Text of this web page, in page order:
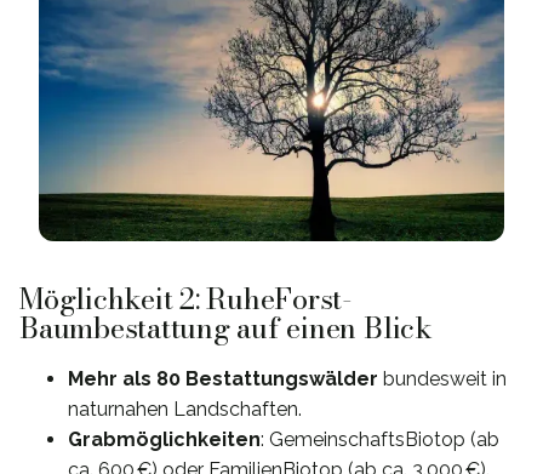
Möglichkeit 2: RuheForst-
Baumbestattung auf einen Blick
Mehr als 80 Bestattungswälder bundesweit in
naturnahen Landschaften.
Grabmöglichkeiten: GemeinschaftsBiotop (ab
ca. 600 €) oder FamilienBiotop (ab ca. 3.000 €).